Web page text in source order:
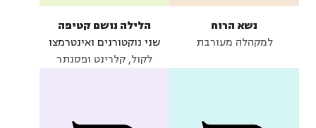
נשא הרוח
למקהלה מעורבת
הלילה נושם קטיפה
שני נוקטורנים ואינטרמצו
לקול, קלרינט ופסנתר